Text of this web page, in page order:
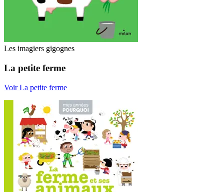
Les imagiers gigognes
La petite ferme
Voir La petite ferme